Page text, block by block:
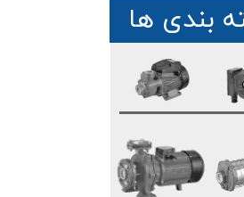
بندی ها